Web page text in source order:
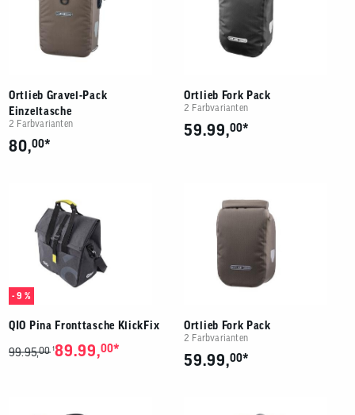
Ortlieb Gravel-Pack
Einzeltasche
2 Farbvarianten
80,00*
Ortlieb Fork Pack
2 Farbvarianten
59.99,00*
- 9 %
QIO Pina Fronttasche KlickFix
99.95,00 189.99,00*
Ortlieb Fork Pack
2 Farbvarianten
59.99,00*